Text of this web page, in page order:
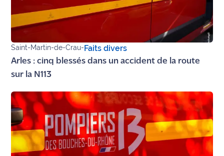
et voir
Qui
sommes
Devenir
annonceur
Recrutement
Saint-Martin-de-Crau-Faits divers
Arles : cinq blessés dans un accident de la route
sur la N113